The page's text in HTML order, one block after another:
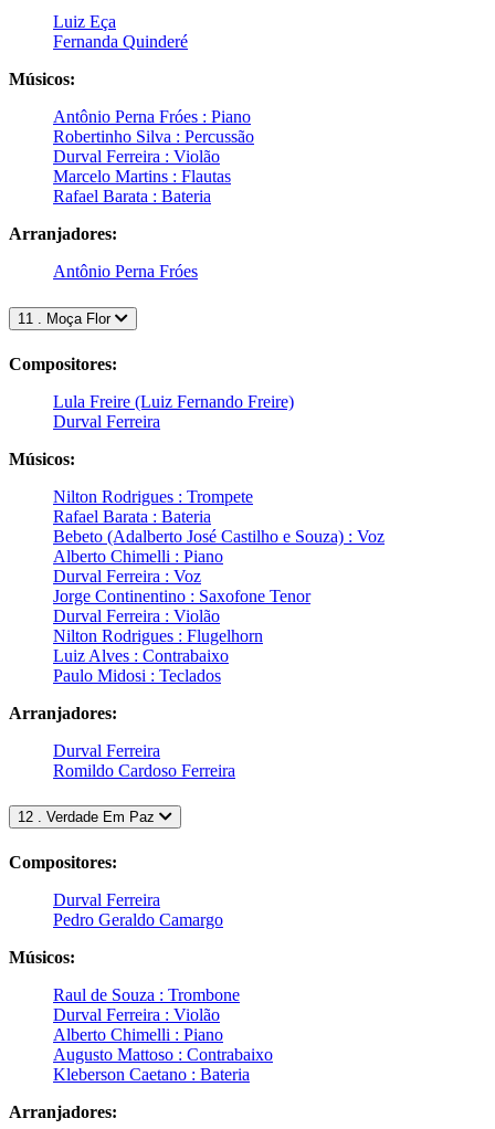
Luiz Eça
Fernanda Quinderé
Músicos:
Antônio Perna Fróes : Piano
Robertinho Silva : Percussão
Durval Ferreira : Violão
Marcelo Martins : Flautas
Rafael Barata : Bateria
Arranjadores:
Antônio Perna Fróes
11 . Moça Flor
Compositores:
Lula Freire (Luiz Fernando Freire)
Durval Ferreira
Músicos:
Nilton Rodrigues : Trompete
Rafael Barata : Bateria
Bebeto (Adalberto José Castilho e Souza) : Voz
Alberto Chimelli : Piano
Durval Ferreira : Voz
Jorge Continentino : Saxofone Tenor
Durval Ferreira : Violão
Nilton Rodrigues : Flugelhorn
Luiz Alves : Contrabaixo
Paulo Midosi : Teclados
Arranjadores:
Durval Ferreira
Romildo Cardoso Ferreira
12 . Verdade Em Paz
Compositores:
Durval Ferreira
Pedro Geraldo Camargo
Músicos:
Raul de Souza : Trombone
Durval Ferreira : Violão
Alberto Chimelli : Piano
Augusto Mattoso : Contrabaixo
Kleberson Caetano : Bateria
Arranjadores: